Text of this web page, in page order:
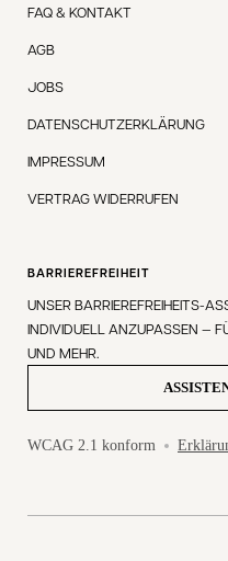
FAQ & KONTAKT
AGB
JOBS
DATENSCHUTZERKLÄRUNG
IMPRESSUM
VERTRAG WIDERRUFEN
BARRIEREFREIHEIT
UNSER BARRIEREFREIHEITS-
INDIVIDUELL ANZUPASSEN —
UND MEHR.
WCAG 2.1 konform